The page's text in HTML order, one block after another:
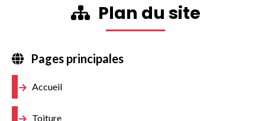
Plan du site
Pages principales
Accueil
Toiture